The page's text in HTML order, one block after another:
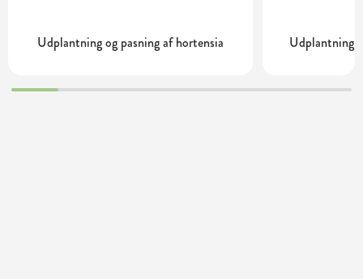
Udplantning og pasning af hortensia Udplantning